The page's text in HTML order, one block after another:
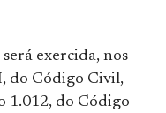
exercida, nos
do Código Civil,
1.012, do Código